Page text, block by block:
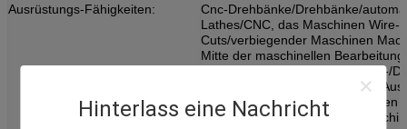
Hinterlass eine Nachricht
Ausrüstungs-Fähigkeiten:
Cnc-Drehbänke/Drehbänke/
Lathes/CNC, das Maschinen Wire-
Cuts/verbiegender Maschinen
Mitte der maschinellen
Schleifmaschine-/Fräsmaschine-/
Maschinen-Schweißgeräte/des
Schnitte/die lochenden Maschinen
umgeben Maschinen/